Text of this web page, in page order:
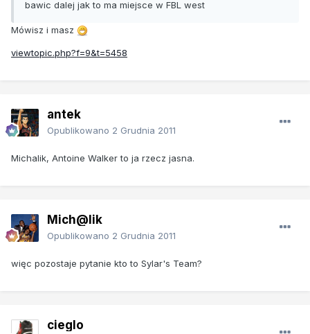
bawic dalej jak to ma miejsce w FBL west
Mówisz i masz
viewtopic.php?f=9&t=5458
antek
Opublikowano 2 Grudnia 2011
Michalik, Antoine Walker to ja rzecz jasna.
Mich@lik
Opublikowano 2 Grudnia 2011
więc pozostaje pytanie kto to Sylar's Team?
cieglo